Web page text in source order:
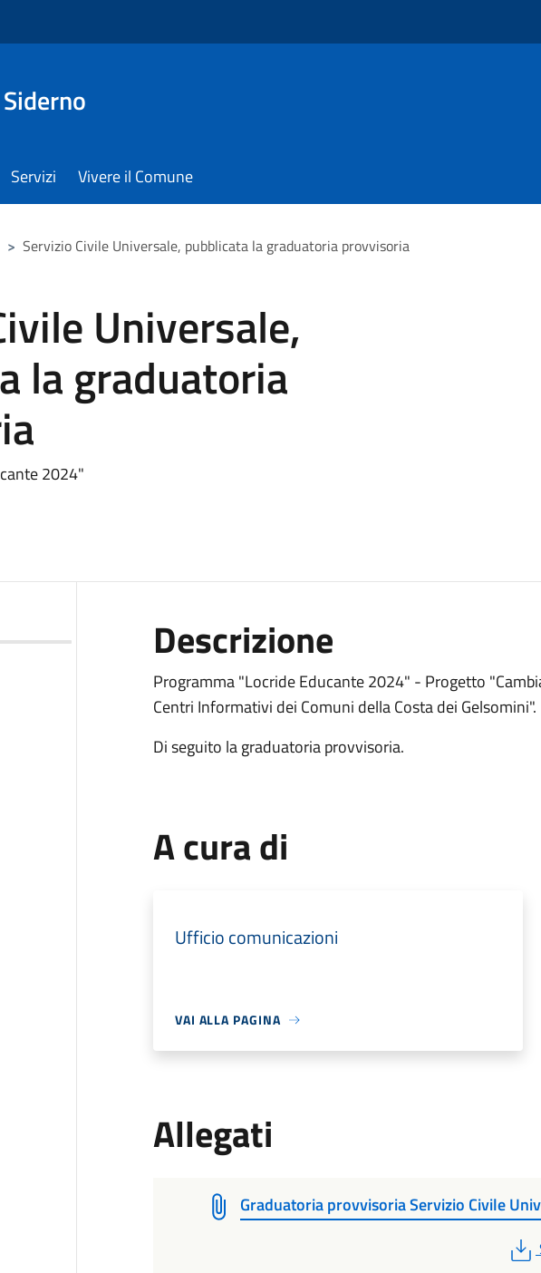
Servizi Vivere il Comune
> Servizio Civile Universale, pubblicata la graduatoria provvisoria
Universale,
la graduatoria
2024"
Descrizione
Programma "Locride Educante 2024" - Progetto
Centri Informativi dei Comuni della Costa dei Gelsomini".
Di seguito la graduatoria provvisoria.
A cura di
Ufficio comunicazioni
VAI ALLA PAGINA
Allegati
Graduatoria provvisoria Servizio Civile